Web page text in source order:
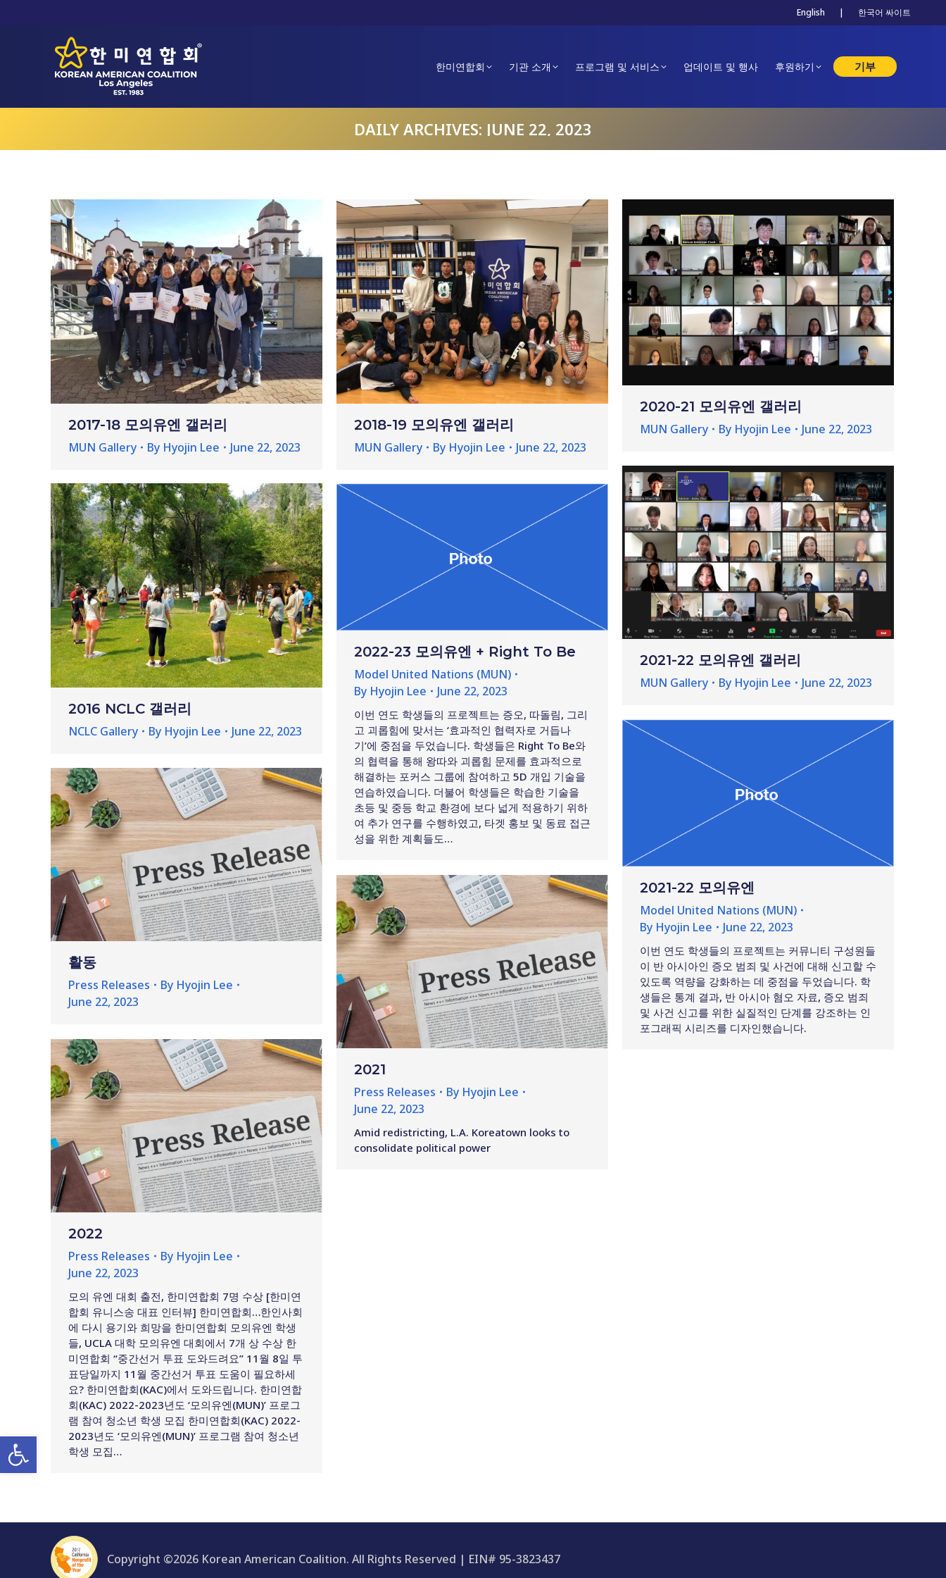
Open toolbar
English | 한국어 싸이트
한미연합회 기관 소개 프로그램 및 서비스 업데이트 및 행사 후원하기 기부
DAILY ARCHIVES: JUNE 22, 2023
2017-18 모의유엔 갤러리
MUN Gallery By Hyojin Lee June 22, 2023
2018-19 모의유엔 갤러리
MUN Gallery By Hyojin Lee June 22, 2023
2020-21 모의유엔 갤러리
MUN Gallery By Hyojin Lee June 22, 2023
2021-22 모의유엔 갤러리
MUN Gallery By Hyojin Lee June 22, 2023
2016 NCLC 갤러리
NCLC Gallery By Hyojin Lee June 22, 2023
2022-23 모의유엔 + Right To Be
Model United Nations (MUN)
By Hyojin Lee June 22, 2023
이번 연도 학생들의 프로젝트는 증오, 따돌림, 그리
고 괴롭힘에 맞서는 ‘효과적인 협력자로 거듭나
기’에 중점을 두었습니다. 학생들은 Right To Be와
의 협력을 통해 왕따와 괴롭힘 문제를 효과적으로
해결하는 포커스 그룹에 참여하고 5D 개입 기술을
연습하였습니다. 더불어 학생들은 학습한 기술을
초등 및 중등 학교 환경에 보다 넓게 적용하기 위하
여 추가 연구를 수행하였고, 타겟 홍보 및 동료 접근
성을 위한 계획들도…
2021-22 모의유엔
Model United Nations (MUN)
By Hyojin Lee June 22, 2023
이번 연도 학생들의 프로젝트는 커뮤니티 구성원들
이 반 아시아인 증오 범죄 및 사건에 대해 신고할 수
있도록 역량을 강화하는 데 중점을 두었습니다. 학
생들은 통계 결과, 반 아시아 혐오 자료, 증오 범죄
및 사건 신고를 위한 실질적인 단계를 강조하는 인
포그래픽 시리즈를 디자인했습니다.
활동
Press Releases By Hyojin Lee
June 22, 2023
2021
Press Releases By Hyojin Lee
June 22, 2023
Amid redistricting, L.A. Koreatown looks to
consolidate political power
2022
Press Releases By Hyojin Lee
June 22, 2023
모의 유엔 대회 출전, 한미연합회 7명 수상 [한미연
합회 유니스송 대표 인터뷰] 한미연합회…한인사회
에 다시 용기와 희망을 한미연합회 모의유엔 학생
들, UCLA 대학 모의유엔 대회에서 7개 상 수상 한
미연합회 “중간선거 투표 도와드려요” 11월 8일 투
표당일까지 11월 중간선거 투표 도움이 필요하세
요? 한미연합회(KAC)에서 도와드립니다. 한미연합
회(KAC) 2022-2023년도 ‘모의유엔(MUN)’ 프로그
램 참여 청소년 학생 모집 한미연합회(KAC) 2022-
2023년도 ‘모의유엔(MUN)’ 프로그램 참여 청소년
학생 모집…
Copyright ©2026 Korean American Coalition. All Rights Reserved | EIN# 95-3823437